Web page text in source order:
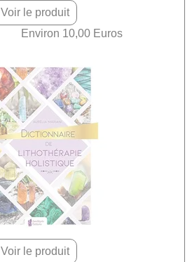
Voir le produit
Environ 10,00 Euros
Voir le produit